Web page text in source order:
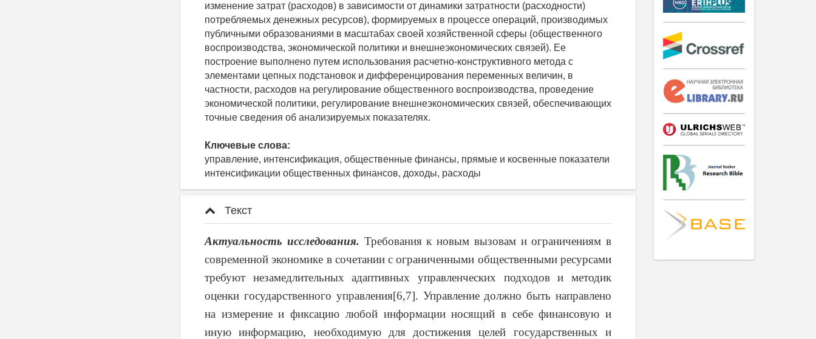
изменение затрат (расходов) в зависимости от динамики затратности (расходности)
потребляемых денежных ресурсов), формируемых в процессе операций, производимых
публичными образованиями в масштабах своей хозяйственной сферы (общественного
воспроизводства, экономической политики и внешнеэкономических связей). Ее
построение выполнено путем использования расчетно-конструктивного метода с
элементами цепных подстановок и дифференцирования переменных величин, в
частности, расходов на регулирование общественного воспроизводства, проведение
экономической политики, регулирование внешнеэкономических связей, обеспечивающих
точные сведения об анализируемых показателях.
Ключевые слова:
управление, интенсификация, общественные финансы, прямые и косвенные показатели
интенсификации общественных финансов, доходы, расходы
Текст
Актуальность исследования. Требования к новым вызовам и ограничениям в
современной экономике в сочетании с ограниченными общественными ресурсами
требуют незамедлительных адаптивных управленческих подходов и методик
оценки государственного управления[6,7]. Управление должно быть направлено
на измерение и фиксацию любой информации носящий в себе финансовую и
иную информацию, необходимую для достижения целей государственных и